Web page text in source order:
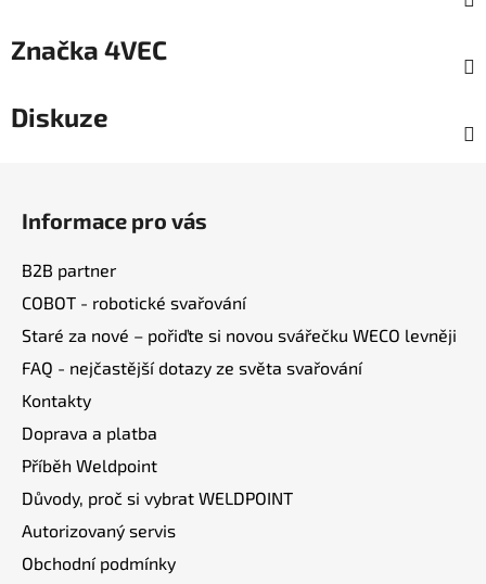
Značka 4VEC
Diskuze
Informace pro vás
B2B partner
COBOT - robotické svařování
Staré za nové – pořiďte si novou svářečku WECO levněji
FAQ - nejčastější dotazy ze světa svařování
Kontakty
Doprava a platba
Příběh Weldpoint
Důvody, proč si vybrat WELDPOINT
Autorizovaný servis
Obchodní podmínky